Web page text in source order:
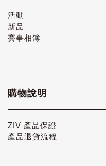
活動
新品
賽事相簿
購物說明
ZIV 產品保證
產品退貨流程